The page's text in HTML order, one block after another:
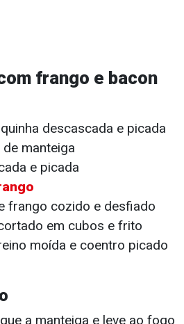
frango e bacon
descascada e picada
manteiga
e picada
frango cozido e desfiado
em cubos e frito
moída e coentro picado
a manteiga e leve ao fogo